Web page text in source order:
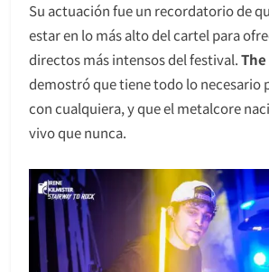
Su actuación fue un recordatorio de
estar en lo más alto del cartel para
directos más intensos del festival.
demostró que tiene todo lo necesario
con cualquiera, y que el metalcore
vivo que nunca.